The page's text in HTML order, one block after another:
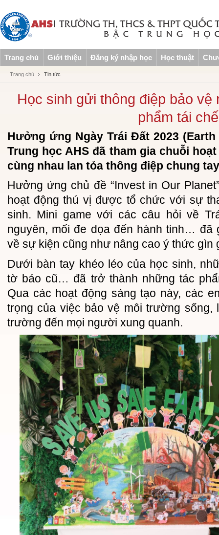
Trang chủ Giới thiệu Đăng ký nhập học Học thuật
Trang chủ Tin tức
Học sinh gửi thông điệp bảo
phẩm tái chế
Hưởng ứng Ngày Trái Đất 2023
Trung học AHS đã tham gia chuỗi
cùng nhau lan tỏa thông điệp chung
Hưởng ứng chủ đề “Invest in Our
hoạt động thú vị được tổ chức với sự
sinh. Mini game với các câu hỏi về
nguyên, mối đe dọa đến hành tinh… đã
về sự kiện cũng như nâng cao ý thức gìn
Dưới bàn tay khéo léo của học sinh,
tờ báo cũ… đã trở thành những tác
Qua các hoạt động sáng tạo này, các
trọng của việc bảo vệ môi trường sống,
trường đến mọi người xung quanh.